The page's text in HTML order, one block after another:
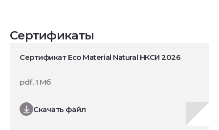
Сертификаты
Сертификат Eco Material Natural НКСИ 2026
Скачать файл
pdf, 1 Мб